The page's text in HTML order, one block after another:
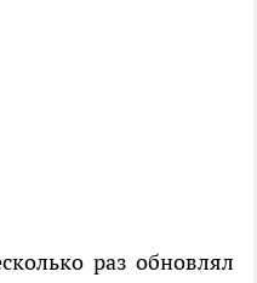
раз обновлял